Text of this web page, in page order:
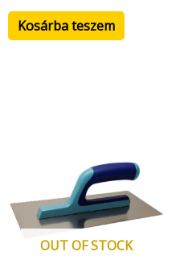
Kosárba teszem
OUT OF STOCK